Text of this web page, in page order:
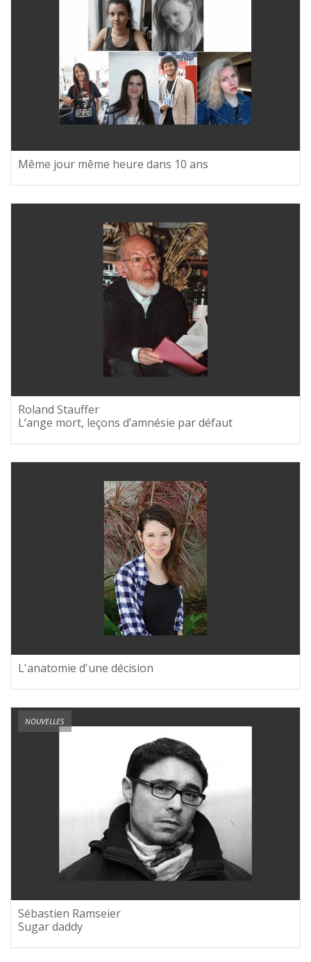
Même jour même heure dans 10 ans
Roland Stauffer
L’ange mort, leçons d’amnésie par défaut
L'anatomie d'une décision
NOUVELLES
Sébastien Ramseier
Sugar daddy